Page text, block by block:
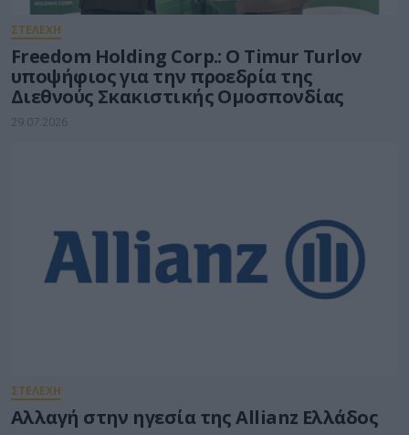
ΣΤΕΛΕΧΗ
Freedom Holding Corp.: Ο Timur Turlov
υποψήφιος για την προεδρία της
Διεθνούς Σκακιστικής Ομοσπονδίας
29.07.2026
ΣΤΕΛΕΧΗ
Αλλαγή στην ηγεσία της Allianz Ελλάδος